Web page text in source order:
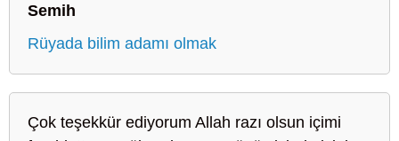
Semih
Rüyada bilim adamı olmak
Çok teşekkür ediyorum Allah razı olsun içimi